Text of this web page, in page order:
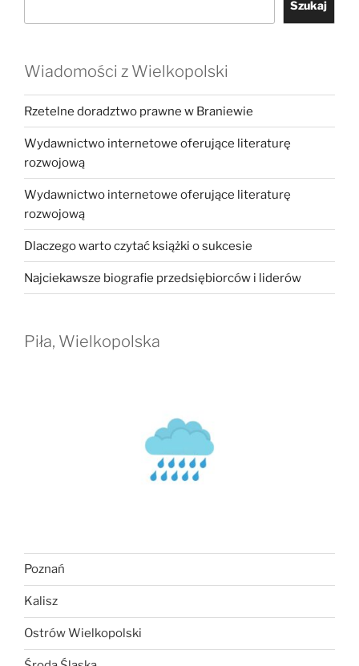
Szukaj
Wiadomości z Wielkopolski
Rzetelne doradztwo prawne w Braniewie
Wydawnictwo internetowe oferujące literaturę
rozwojową
Wydawnictwo internetowe oferujące literaturę
rozwojową
Dlaczego warto czytać książki o sukcesie
Najciekawsze biografie przedsiębiorców i liderów
Piła, Wielkopolska
Poznań
Kalisz
Ostrów Wielkopolski